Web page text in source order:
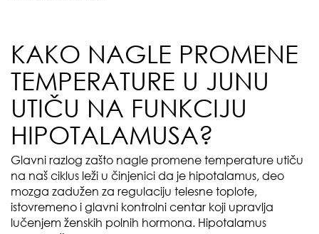
KAKO NAGLE PROMENE
TEMPERATURE U JUNU
UTIČU NA FUNKCIJU
HIPOTALAMUSA?
Glavni razlog zašto nagle promene temperature utiču
na naš ciklus leži u činjenici da je hipotalamus, deo
mozga zadužen za regulaciju telesne toplote,
istovremeno i glavni kontrolni centar koji upravlja
lučenjem ženskih polnih hormona. Hipotalamus